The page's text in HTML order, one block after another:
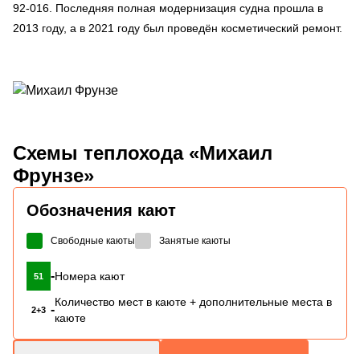
92-016. Последняя полная модернизация судна прошла в
2013 году, а в 2021 году был проведён косметический ремонт.
Схемы теплохода «Михаил
Фрунзе»
Обозначения кают
Свободные каюты Занятые каюты
51 -Номера кают
2+3 -
Количество мест в каюте + дополнительные места в
каюте